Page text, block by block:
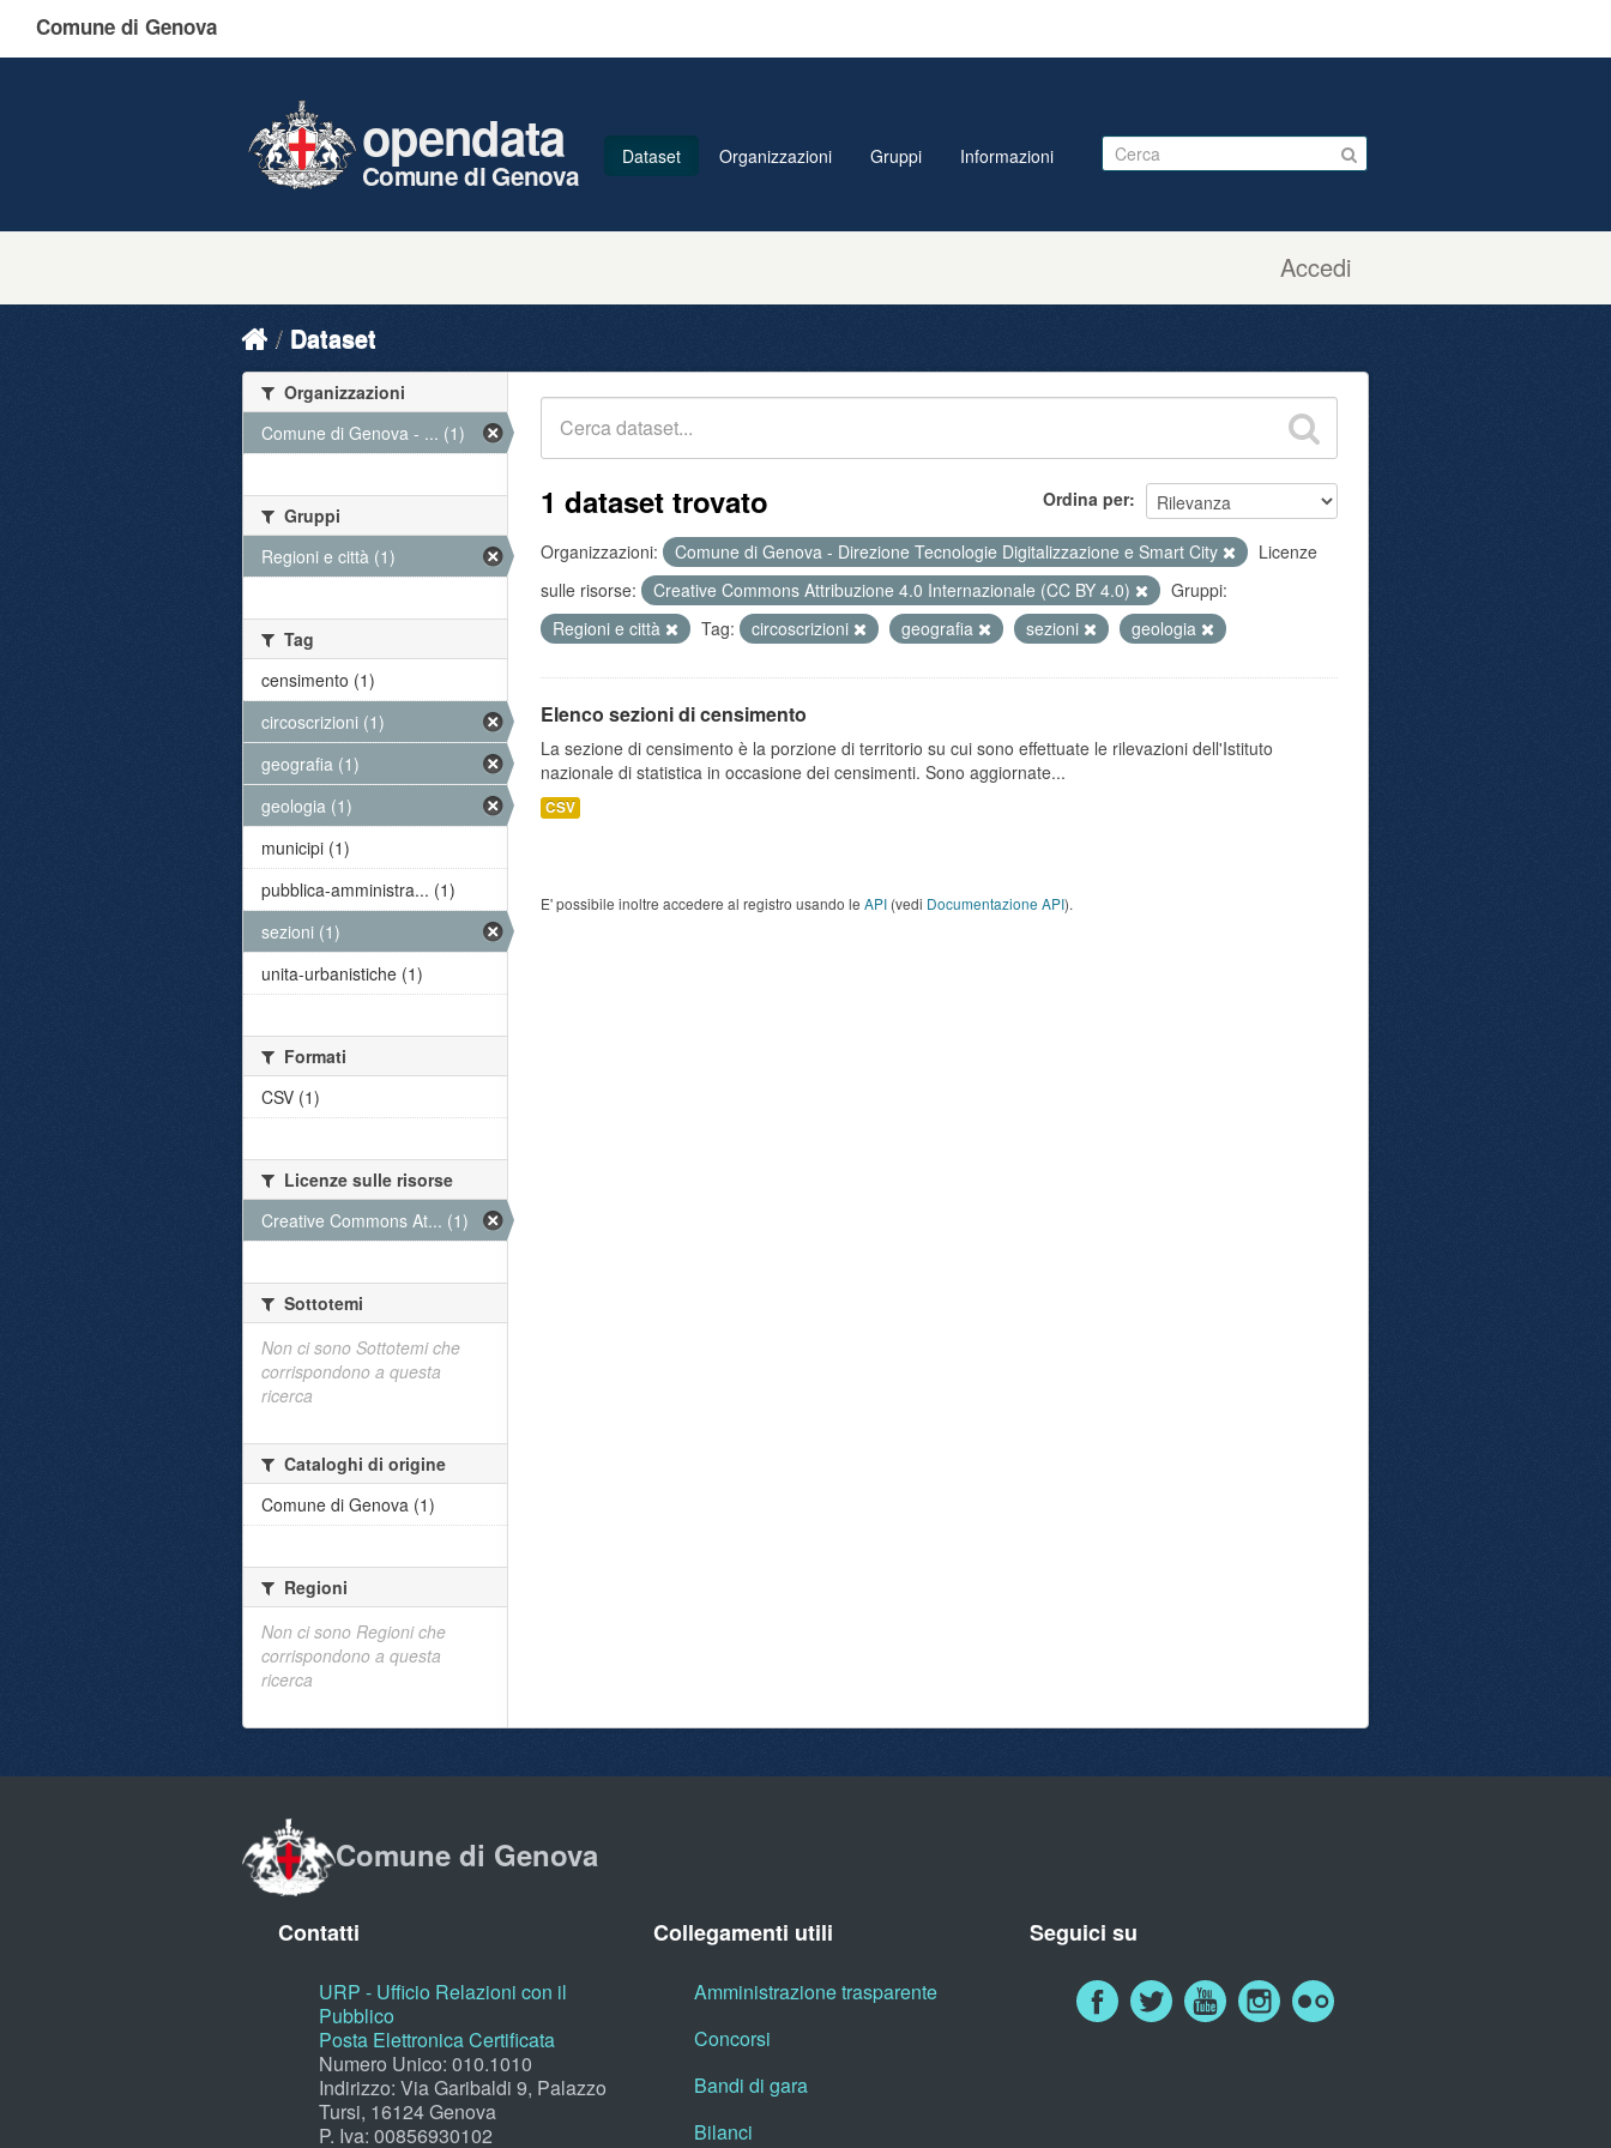
Comune di Genova
Accedi
opendata
Comune di Genova
Dataset Organizzazioni Gruppi Informazioni
Dataset
Ordina per
1 dataset trovato
Organizzazioni: Comune di Genova - Direzione Tecnologie Digitalizzazione e Smart City
Licenze
sulle risorse:
Creative Commons Attribuzione 4.0 Internazionale (CC BY 4.0)
Gruppi:
Regioni e città
Tag: circoscrizioni geografia sezioni geologia
Elenco sezioni di censimento
La sezione di censimento è la porzione di territorio su cui sono effettuate le rilevazioni dell'Istituto
nazionale di statistica in occasione dei censimenti. Sono aggiornate...
CSV
E' possibile inoltre accedere al registro usando le API (vedi Documentazione API).
Organizzazioni
Comune di Genova - ... (1)
Gruppi
Regioni e città (1)
Tag
censimento (1)
circoscrizioni (1)
geografia (1)
geologia (1)
municipi (1)
pubblica-amministra... (1)
sezioni (1)
unita-urbanistiche (1)
Formati
CSV (1)
Licenze sulle risorse
Creative Commons At... (1)
Sottotemi
Non ci sono Sottotemi che
corrispondono a questa
ricerca
Cataloghi di origine
Comune di Genova (1)
Regioni
Non ci sono Regioni che
corrispondono a questa
ricerca
Comune di Genova
Contatti
URP - Ufficio Relazioni con il
Pubblico
Posta Elettronica Certificata
Numero Unico: 010.1010
Indirizzo: Via Garibaldi 9, Palazzo
Tursi, 16124 Genova
P. Iva: 00856930102
Collegamenti utili
Amministrazione trasparente
Concorsi
Bandi di gara
Bilanci
Seguici su